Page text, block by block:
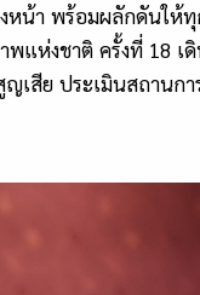
หน้า พร้อมผลักดันให้
พแห่งชาติ ครั้งที่ 18 เ
เสีย ประเมินสถานก